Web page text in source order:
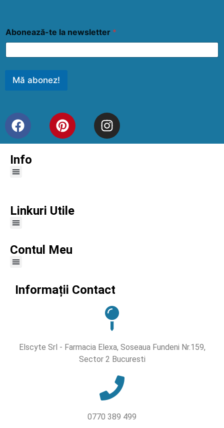
Abonează-te la newsletter *
Mă abonez!
Info
Linkuri Utile
Contul Meu
Informații Contact
Elscyte Srl - Farmacia Elexa, Soseaua Fundeni Nr.159,
Sector 2 Bucuresti
0770 389 499